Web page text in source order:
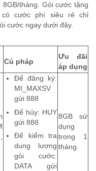
tháng. Gói cước tặng
cước phí siêu rẻ chỉ
cước ngay dưới đây.
Cú pháp
Ưu đãi
áp dụng
Để đăng ký:
MI_MAXSV
gửi 888
Để hủy: HUY
gửi 888
Để kiểm tra
dung lượng
gói cước:
DATA gửi
8GB sử
dụng
trong 1
tháng.